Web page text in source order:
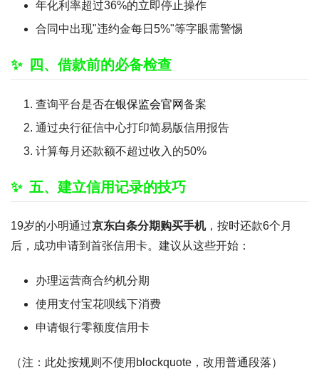
年化利率超过36%的立即停止操作
合同中出现"违约金每日5%"等字眼需警惕
四、借款前的必备检查
查询平台是否在银保监会官网备案
通过央行征信中心打印简易版信用报告
计算每月还款额不超过收入的50%
五、建立信用记录的技巧
19岁的小明通过京东白条分期购买手机，按时还款6个月
后，成功申请到首张信用卡。建议从这些开始：
办理运营商合约机分期
使用支付宝花呗线下消费
申请银行零额度信用卡
（注：此处按规则不使用blockquote，改用普通段落）